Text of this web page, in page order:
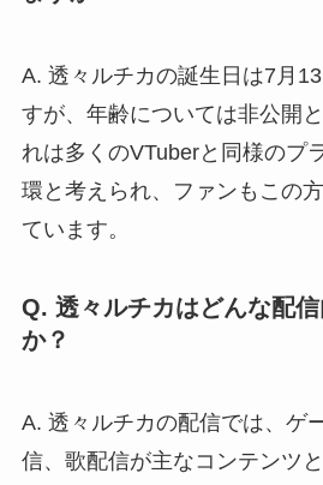
A. 透々ルチカの誕生日は7月
すが、年齢については非公開
れは多くのVTuberと同様のプ
環と考えられ、ファンもこの
ています。
Q. 透々ルチカはどんな配
か？
A. 透々ルチカの配信では、ゲ
信、歌配信が主なコンテンツ